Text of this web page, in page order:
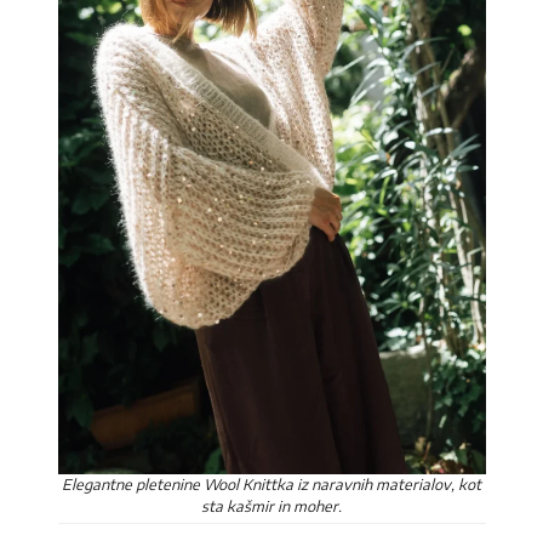
Elegantne pletenine Wool Knittka iz naravnih materialov, kot
sta kašmir in moher.